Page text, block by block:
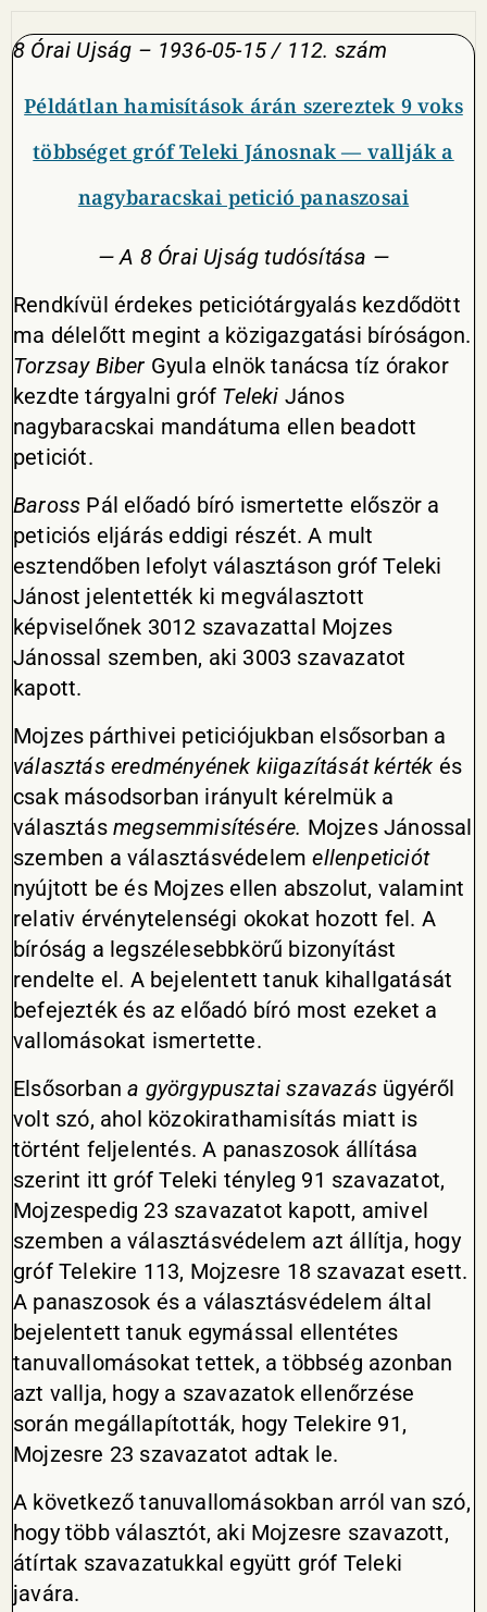
8 Órai Ujság – 1936-05-15 / 112. szám
Példátlan hamisítások árán szereztek 9 voks
többséget gróf Teleki Jánosnak — vallják a
nagybaracskai petició panaszosai
— A 8 Órai Ujság tudósítása —
Rendkívül érdekes peticiótárgyalás kezdődött
ma délelőtt megint a közigazgatási bíróságon.
TorzsayBiber Gyula elnök tanácsa tíz órakor
kezdte tárgyalni gróf Teleki János
nagybaracskai mandátuma ellen beadott
peticiót.
Baross Pál előadó bíró ismertette először a
peticiós eljárás eddigi részét. A mult
esztendőben lefolyt választáson gróf Teleki
Jánost jelentették ki megválasztott
képviselőnek 3012 szavazattal Mojzes
Jánossal szemben, aki 3003 szavazatot
kapott.
Mojzes párthivei peticiójukban elsősorban a
választás eredményének kiigazítását kérték és
csak másodsorban irányult kérelmük a
választás megsemmisítésére. Mojzes Jánossal
szemben a választásvédelemellenpeticiót
nyújtott be és Mojzes ellen abszolut, valamint
relativ érvénytelenségi okokat hozott fel. A
bíróság a legszélesebbkörű bizonyítást
rendelte el. A bejelentett tanuk kihallgatását
befejezték és az előadó bíró most ezeket a
vallomásokat ismertette.
Elsősorbana györgypusztai szavazás ügyéről
volt szó, ahol közokirathamisítás miatt is
történt feljelentés. A panaszosok állítása
szerint itt gróf Teleki tényleg 91 szavazatot,
Mojzespedig 23 szavazatot kapott, amivel
szemben a választásvédelem azt állítja, hogy
gróf Telekire 113, Mojzesre 18 szavazat esett.
A panaszosok és a választásvédelem által
bejelentett tanuk egymással ellentétes
tanuvallomásokat tettek, a többség azonban
azt vallja, hogy a szavazatok ellenőrzése
során megállapították, hogy Telekire 91,
Mojzesre 23 szavazatot adtak le.
A következő tanuvallomásokban arról van szó,
hogy több választót, aki Mojzesre szavazott,
átírtak szavazatukkal együtt gróf Teleki
javára.